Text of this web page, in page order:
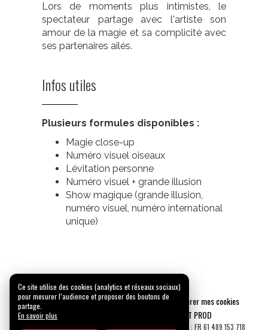
Lors de moments plus intimistes, le
spectateur partage avec l'artiste son
amour de la magie et sa complicité avec
ses partenaires ailés.
Infos utiles
Plusieurs formules disponibles :
Magie close-up
Numéro visuel oiseaux
Lévitation personne
Numéro visuel + grande illusion
Show magique (grande illusion,
numéro visuel, numéro international
unique)
Mentions légales Confidentialité
Gérer mes cookies
Tous droits réservés © 2026 |
CARREMENT PROD
N° SIRET : 489 153 718 00031 - APE : 9001 Z - N° TVA Int. : FR 61 489 153 718
Ce site utilise des cookies (analytics et réseaux sociaux)
pour mesurer l’audience et proposer des boutons de
partage.
En savoir plus